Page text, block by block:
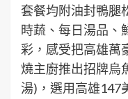
套餐均附油封鴨腿
時蔬、每日湯品、
彩，感受把高雄萬
燒主廚推出招牌烏
湯)，選用高雄147